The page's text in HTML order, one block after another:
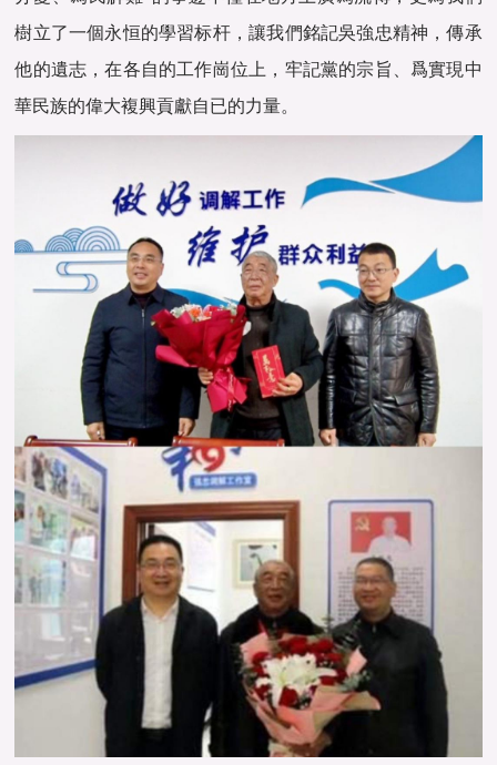
樹立了一個永恒的學習标杆，讓我們銘記吳強忠精神，傳承
他的遺志，在各自的工作崗位上，牢記黨的宗旨、爲實現中
華民族的偉大複興貢獻自已的力量。